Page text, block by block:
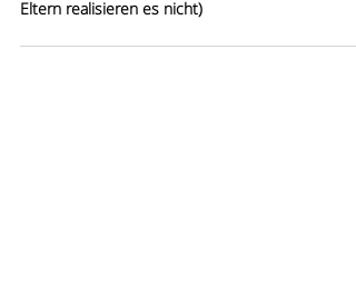
Kindertermine sind Mental Load Fallen (aber viele